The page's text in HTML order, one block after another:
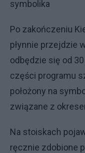
symbolika
Po zakończeniu
płynnie przejdzie
odbędzie się od
części programu
położony na
związane z
Na stoiskach
ręcznie zdobione